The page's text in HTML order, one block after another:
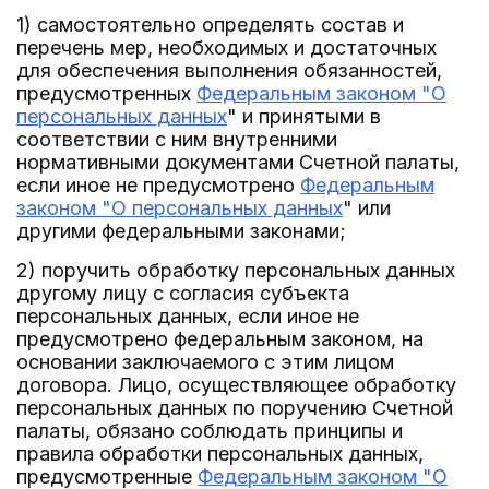
1) самостоятельно определять состав и
перечень мер, необходимых и достаточных
для обеспечения выполнения обязанностей,
предусмотренных Федеральным законом "О
персональных данных" и принятыми в
соответствии с ним внутренними
нормативными документами Счетной палаты,
если иное не предусмотрено Федеральным
законом "О персональных данных" или
другими федеральными законами;
2) поручить обработку персональных данных
другому лицу с согласия субъекта
персональных данных, если иное не
предусмотрено федеральным законом, на
основании заключаемого с этим лицом
договора. Лицо, осуществляющее обработку
персональных данных по поручению Счетной
палаты, обязано соблюдать принципы и
правила обработки персональных данных,
предусмотренные Федеральным законом "О